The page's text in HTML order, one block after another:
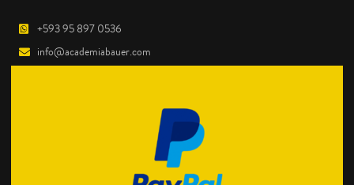
+593 95 897 0536
info@academiabauer.com